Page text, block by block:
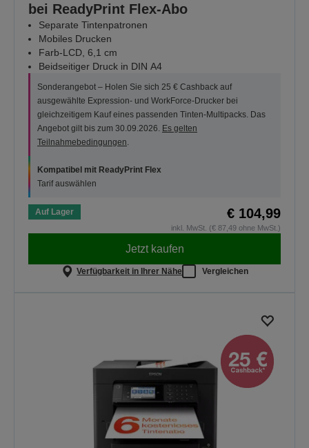
bei ReadyPrint Flex-Abo
Separate Tintenpatronen
Mobiles Drucken
Farb-LCD, 6,1 cm
Beidseitiger Druck in DIN A4
Sonderangebot – Holen Sie sich 25 € Cashback auf
ausgewählte Expression- und WorkForce-Drucker bei
gleichzeitigem Kauf eines passenden Tinten-Multipacks. Das
Angebot gilt bis zum 30.09.2026. Es gelten
Teilnahmebedingungen.
Kompatibel mit ReadyPrint Flex
Tarif auswählen
Auf Lager € 104,99
inkl. MwSt. (€ 87,49 ohne MwSt.)
Jetzt kaufen
Verfügbarkeit in Ihrer Nähe Vergleichen